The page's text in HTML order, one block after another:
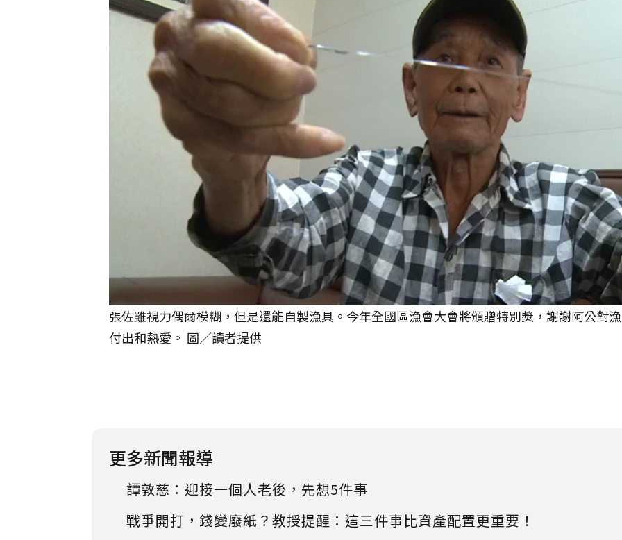
張佐雖視力偶爾模糊，但是還能自製漁具。今年全國區漁會大會將頒贈特別獎，謝謝阿公對
付出和熱愛。 圖／讀者提供
更多新聞報導
譚敦慈：迎接一個人老後，先想5件事
戰爭開打，錢變廢紙？教授提醒：這三件事比資產配置更重要！